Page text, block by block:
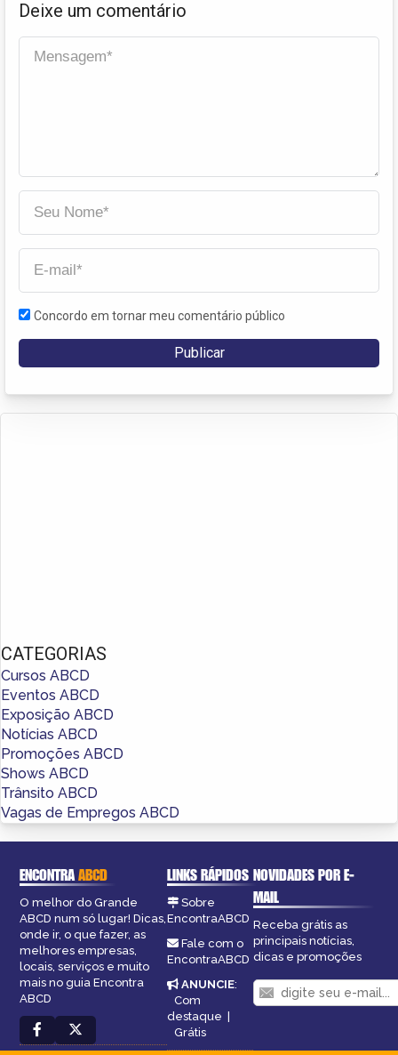
Deixe um comentário
Concordo em tornar meu comentário público
CATEGORIAS
Cursos ABCD
Eventos ABCD
Exposição ABCD
Notícias ABCD
Promoções ABCD
Shows ABCD
Trânsito ABCD
Vagas de Empregos ABCD
ENCONTRAABCD
O melhor do Grande
ABCD num só lugar! Dicas,
onde ir, o que fazer, as
melhores empresas,
locais, serviços e muito
mais no guia Encontra
ABCD
LINKS RÁPIDOS
Sobre
EncontraABCD
Fale com o
EncontraABCD
ANUNCIE:
Com
destaque
Grátis
NOVIDADES POR E-
MAIL
Receba grátis as
principais notícias,
dicas e promoções